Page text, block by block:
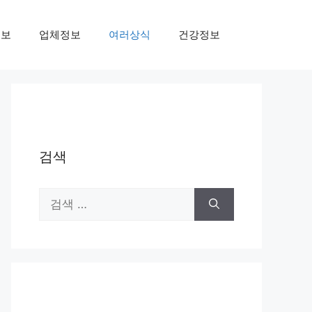
업체정보 여러상식 건강정보
검색
색: